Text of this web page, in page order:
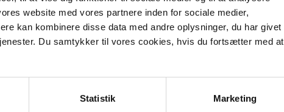
website med vores partnere inden for sociale medier,
kan kombinere disse data med andre oplysninger, du har givet
Du samtykker til vores cookies, hvis du fortsætter med at
Statistik Marketing